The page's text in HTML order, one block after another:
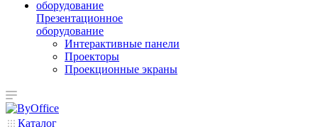
Презентационное
оборудование
Интерактивные панели
Проекторы
Проекционные экраны
Каталог